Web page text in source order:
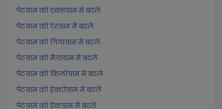
पेटग्राम को एक्सग्राम में बदलें
पेटग्राम को टेरग्राम में बदलें
पेटग्राम को गिगाग्राम में बदलें
पेटग्राम को मैगाग्राम में बदलें
पेटग्राम को किलोग्राम में बदलें
पेटग्राम को हेक्टोग्राम में बदलें
पेटग्राम को डेकग्राम में बदलें